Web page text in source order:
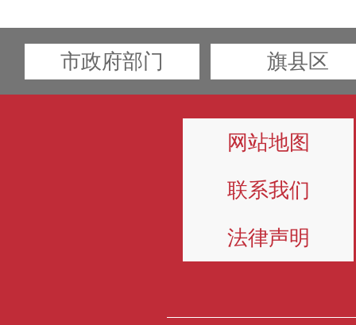
市政府部门 旗县区
网站地图
联系我们
法律声明